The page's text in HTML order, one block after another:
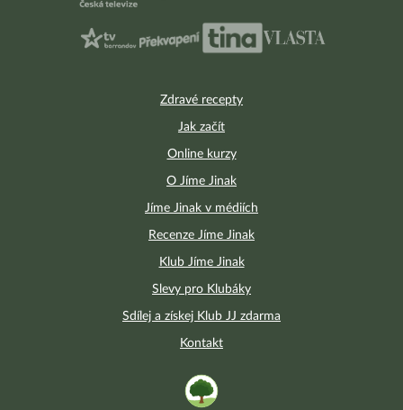
Zdravé recepty
Jak začít
Online kurzy
O Jíme Jinak
Jíme Jinak v médiích
Recenze Jíme Jinak
Klub Jíme Jinak
Slevy pro Klubáky
Sdílej a získej Klub JJ zdarma
Kontakt